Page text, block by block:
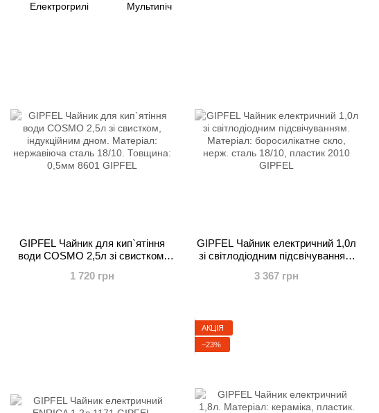
Електрогрилі Мультипіч
GIPFEL Чайник для кип`ятіння
води COSMO 2,5л зі свистком,
нержавіюча сталь 18/10. Товщина:
1 720 грн
GIPFEL Чайник електричний 1,0л
зі світлодіодним підсвічуванням.
нерж. сталь 18/10, пластик 2010
3 367 грн
АКЦІЯ
−23%